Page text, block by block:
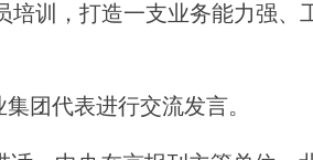
训，打造一支业务能力强、
团代表进行交流发言。